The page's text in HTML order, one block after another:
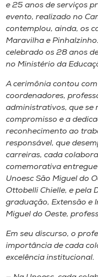
Museu
Unoesc
Store
Selecione
A+
A-
e 25 anos de serviços
evento, realizado no
contemplou, ainda, os
Maravilha e
celebrado os 28 anos
no Ministério da
A cerimônia contou
coordenadores,
administrativos, que se
compromisso e a
reconhecimento ao
responsável, que
carreiras, cada
comemorativa
Unoesc São Miguel do
Ottobelli Chielle, e pela
graduação, Extensão e
Miguel do Oeste,
Em seu discurso, o
importância de cada
excelência institucional.